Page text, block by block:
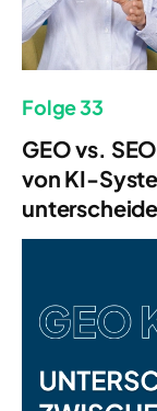
Folge 33
GEO vs.
von KI-